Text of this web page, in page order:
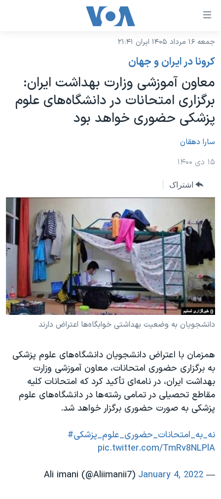
لینکهای
دسترسی
جهش
محتوای
اصلی
جهش
به
صفحه
جهش
نسخه سبک وب‌سایت
موضوع ها
ایران
آمریکا
جهان
ورزشی
فرهنگ و زندگی
حقوق شهروندی
اقتصادی
علم و فناوری
اسرائیل در جنگ
برنامه های تلویزیونی
جدول برنامه ها
صفحه‌های ویژه
جام جهانی ۲۰۲۶
بایگانی برنامه‌های تلویزیونی
مستندها
انتخابات ریاست جمهوری آمریکا ۲۰۲۴
حمله جمهوری اسلامی به اسرائیل
رمز مهسا
ورزش زنان در ایران
تریبونال مردمی آبان ۹۸
دادگاه حمید نوری
چهل سال گروگان‌گیری
قانون شفافیت دارائی کادر رهبری ایران
اسرائیل در جنگ
همایش محافظه‌کاران آمریکا «سی‌پک»
فرکانس‌های صدای آمریکا
پخش رادیویی
دنبال کنید
زبانهای مختلف
جمعه ۱۶ مرداد ۱۴۰۵ ایران ۲۱:۴۱
کرونا در ایران و جهان
معاون آموزشی وزارت بهداشت ایران:
برگزاری امتحانات در دانشگاه‌های علوم
پزشکی حضوری خواهد بود
سارا دهقان
۱۵ دی ۱۴۰۰
اشتراک
دانشجویان به وضعیت بهداشتی خوابگاه‌ها اعتراض دارند
همزمان با اعتراض دانشجویان دانشگاه‌های علوم پزشکی
به برگزاری حضوری امتحانات، معاون آموزشی وزارت
بهداشت ایران، در نامه‌ای تأکید کرد که امتحانات کلیه
مقاطع تحصیلی در تمامی رشته‌ها در دانشگاه‌های علوم
پزشکی به صورت حضوری برگزار خواهد شد.
#نه_به_امتحانات_حضوری_علوم_پزشکی
pic.twitter.com/TmRv8NLPlA
— Ali imani (@Aliimanii7)
January 4, 2022